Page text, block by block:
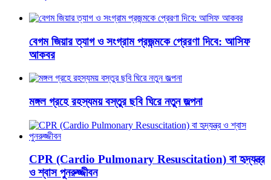
বেগম জিয়ার ত্যাগ ও সংগ্রাম প্রজন্মকে প্রেরণা দিবে: আসিফ
আকবর
মঙ্গল গ্রহে রহস্যময় বস্তুর ছবি ঘিরে নতুন জল্পনা
CPR (Cardio Pulmonary Resuscitation) বা হৃদ্‌যন্ত্র
ও শ্বাস পুনরুজ্জীবন